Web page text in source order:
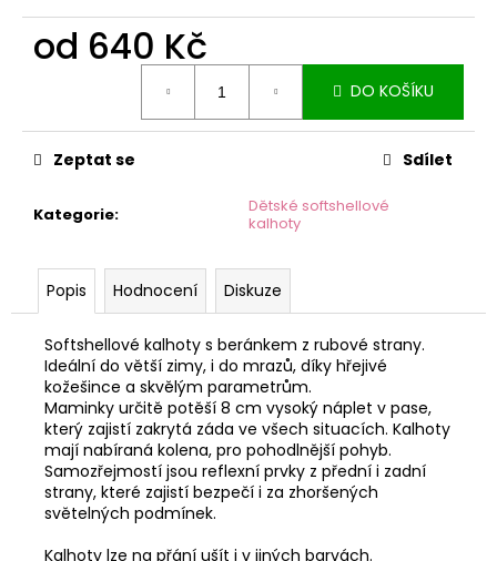
od 640 Kč
DO KOŠÍKU
Kategorie:
Dětské softshellové
kalhoty
Zeptat se Sdílet
Popis Hodnocení Diskuze
Softshellové kalhoty s beránkem z rubové strany.
Ideální do větší zimy, i do mrazů, díky hřejivé
kožešince a skvělým parametrům.
Maminky určitě potěší 8 cm vysoký náplet v pase,
který zajistí zakrytá záda ve všech situacích. Kalhoty
mají nabíraná kolena, pro pohodlnější pohyb.
Samozřejmostí jsou reflexní prvky z přední i zadní
strany, které zajistí bezpečí i za zhoršených
světelných podmínek.
Kalhoty lze na přání ušít i v jiných barvách.
u
j
e
e